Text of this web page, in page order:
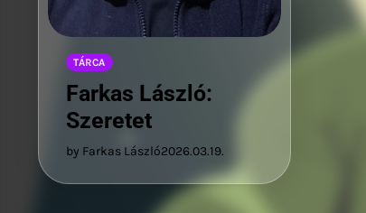
TÁRCA
Farkas László:
Szeretet
by Farkas László2026.03.19.